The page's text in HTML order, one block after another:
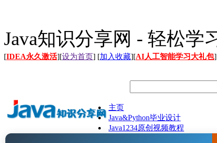
Java知识分享网 - 轻松学
[IDEA永久激活][设为首页] [加入收藏][AI人工智能学习大礼包]
主页
Java&Python毕业设计
Java1234原创视频教程